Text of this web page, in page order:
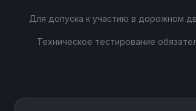
Для допуска к участию в дорожном
Техническое тестирование